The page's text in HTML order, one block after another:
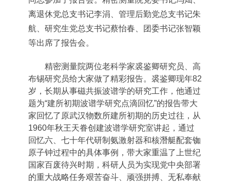
离退休党总支书记李涓、管理后勤党总支书记朱
航、研究生党总支书记蔡怡春、团委书记张智颖
等出席了报告会。
精密测量院两位老科学家裘鉴卿研究员、高
布锡研究员给大家做了精彩报告。裘鉴卿现年82
岁，长期从事磁共振波谱学的研究工作，他通过
题为“建所初期波谱学研究点滴回忆”的报告带大
家回忆了原武汉物数所建所初期的历史过往，从
1960年秋王天眷创建波谱学研究室讲起，通过
回忆六、七十年代研制氨激射器和核潛艇配套铷
原子钟过程中的具体事例，带大家重温了上世纪
国家百废待兴时期，科研人员为实现党中央部署
的重大战略任务艰苦奋斗、顽强拼搏、无私奉献